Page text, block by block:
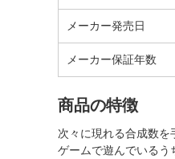
メーカー発売日
メーカー保証年数
商品の特徴
次々に現れる合成数を
ゲームで遊んでいるう